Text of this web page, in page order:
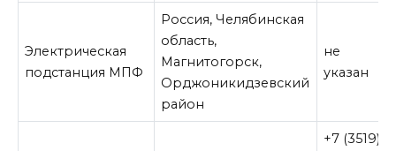
Электрическая
подстанция МПФ
Россия, Челябинская
область,
Магнитогорск,
Орджоникидзевский
район
не
указан
+7 (3519)